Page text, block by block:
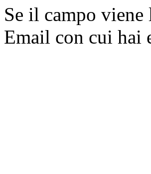
Se il campo
Email con cui hai